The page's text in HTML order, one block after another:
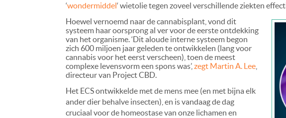
‘wondermiddel‘ wietolie tegen zoveel verschillende ziekten
Hoewel vernoemd naar de cannabisplant, vond dit
systeem haar oorsprong al ver voor de eerste ontdekking
van het organisme. ‘Dit aloude interne systeem begon
zich 600 miljoen jaar geleden te ontwikkelen (lang voor
cannabis voor het eerst verscheen), toen de meest
complexe levensvorm een spons was’, zegt Martin A. Lee
directeur van Project CBD.
Het ECS ontwikkelde met de mens mee (en met bijna elk
ander dier behalve insecten), en is vandaag de dag
cruciaal voor de homeostase van onze lichamen en